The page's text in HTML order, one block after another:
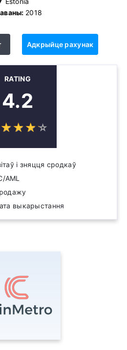
2018
Адкрыйце рахунак
RATING
4.2
☆☆☆☆
★★★★
і зняцця сродкаў
AML
выкарыстання